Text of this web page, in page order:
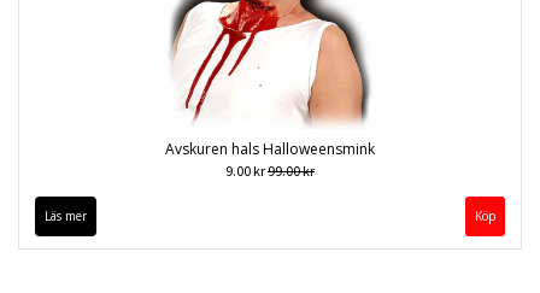
Avskuren hals Halloweensmink
9.00 kr99.00 kr
Läs mer